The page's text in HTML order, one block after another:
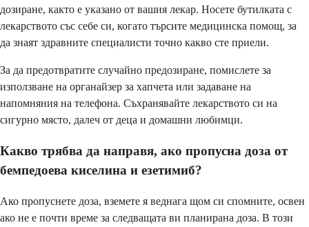
дозиране, както е указано от вашия лекар. Носете бутилката с
лекарството със себе си, когато търсите медицинска помощ, за
да знаят здравните специалисти точно какво сте приели.
За да предотвратите случайно предозиране, помислете за
използване на органайзер за хапчета или задаване на
напомняния на телефона. Съхранявайте лекарството си на
сигурно място, далеч от деца и домашни любимци.
Какво трябва да направя, ако пропусна доза от
бемпедоева киселина и езетимиб?
Ако пропуснете доза, вземете я веднага щом си спомните, освен
ако не е почти време за следващата ви планирана доза. В този